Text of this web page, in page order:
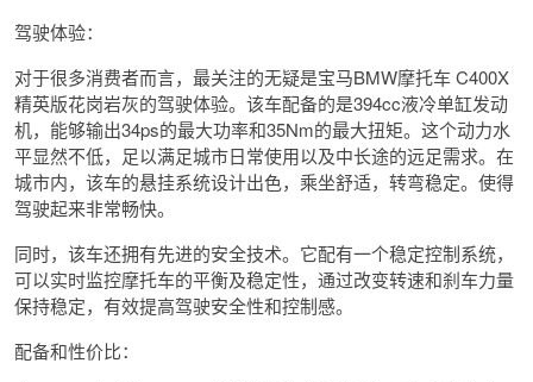
驾驶体验：
对于很多消费者而言，最关注的无疑是宝马BMW摩托车 C400X
精英版花岗岩灰的驾驶体验。该车配备的是394cc液冷单缸发动
机，能够输出34ps的最大功率和35Nm的最大扭矩。这个动力水
平显然不低，足以满足城市日常使用以及中长途的远足需求。在
城市内，该车的悬挂系统设计出色，乘坐舒适，转弯稳定。使得
驾驶起来非常畅快。
同时，该车还拥有先进的安全技术。它配有一个稳定控制系统，
可以实时监控摩托车的平衡及稳定性，通过改变转速和刹车力量
保持稳定，有效提高驾驶安全性和控制感。
配备和性价比：